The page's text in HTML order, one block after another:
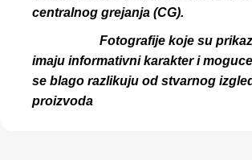
centralnog grejanja (CG).
Fotografije koje su
imaju informativni karakter i
se blago razlikuju od stvarnog
proizvoda